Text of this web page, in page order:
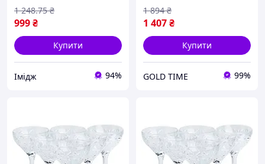
999₴
1 248.75 ₴
Купити
Імідж 94%
1 407₴
1 894 ₴
Купити
GOLD TIME 99%